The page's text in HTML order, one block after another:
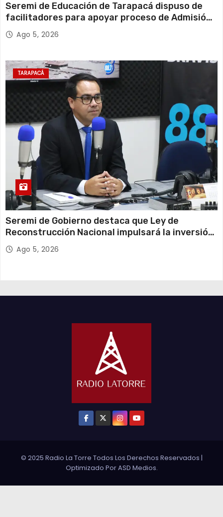
Seremi de Educación de Tarapacá dispuso de
facilitadores para apoyar proceso de Admisión
Escolar 2027
Ago 5, 2026
TARAPACÁ
Seremi de Gobierno destaca que Ley de
Reconstrucción Nacional impulsará la inversión
y el empleo en Tarapacá
Ago 5, 2026
© 2025 Radio La Torre Todos Los Derechos Reservados |
Optimizado PorASD Medios.